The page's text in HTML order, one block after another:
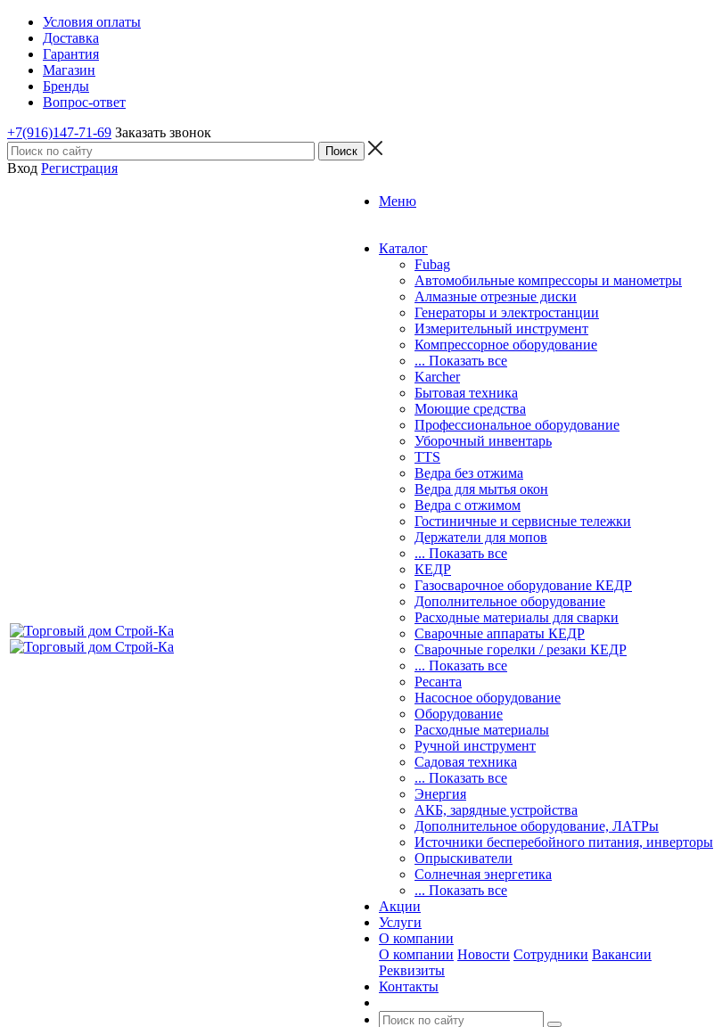
Условия оплаты
Доставка
Гарантия
Магазин
Бренды
Вопрос-ответ
+7(916)147-71-69 Заказать звонок
Вход Регистрация
Меню
Каталог
Fubag
Автомобильные компрессоры и манометры
Алмазные отрезные диски
Генераторы и электростанции
Измерительный инструмент
Компрессорное оборудование
... Показать все
Karcher
Бытовая техника
Моющие средства
Профессиональное оборудование
Уборочный инвентарь
TTS
Ведра без отжима
Ведра для мытья окон
Ведра с отжимом
Гостиничные и сервисные тележки
Держатели для мопов
... Показать все
КЕДР
Газосварочное оборудование КЕДР
Дополнительное оборудование
Расходные материалы для сварки
Сварочные аппараты КЕДР
Сварочные горелки / резаки КЕДР
... Показать все
Ресанта
Насосное оборудование
Оборудование
Расходные материалы
Ручной инструмент
Садовая техника
... Показать все
Энергия
АКБ, зарядные устройства
Дополнительное оборудование, ЛАТРы
Источники бесперебойного питания, инверторы
Опрыскиватели
Солнечная энергетика
... Показать все
Акции
Услуги
О компании
О компании Новости Сотрудники Вакансии
Реквизиты
Контакты